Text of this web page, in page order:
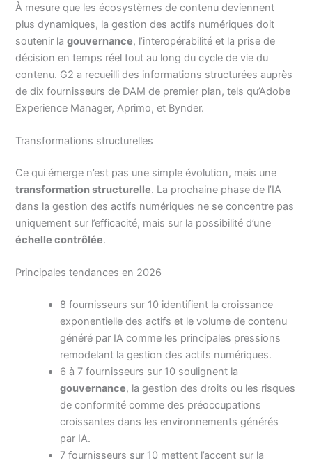
À mesure que les écosystèmes de contenu deviennent
plus dynamiques, la gestion des actifs numériques doit
soutenir lagouvernance, l’interopérabilité et la prise de
décision en temps réel tout au long du cycle de vie du
contenu. G2 a recueilli des informations structurées auprès
de dix fournisseurs de DAM de premier plan, tels qu’Adobe
Experience Manager, Aprimo, et Bynder.
Transformations structurelles
Ce qui émerge n’est pas une simple évolution, mais une
transformation structurelle. La prochaine phase de l’IA
dans la gestion des actifs numériques ne se concentre pas
uniquement sur l’efficacité, mais sur la possibilité d’une
échelle contrôlée.
Principales tendances en 2026
8 fournisseurs sur 10 identifient la croissance
exponentielle des actifs et le volume de contenu
généré par IA comme les principales pressions
remodelant la gestion des actifs numériques.
6 à 7 fournisseurs sur 10 soulignent la
gouvernance, la gestion des droits ou les risques
de conformité comme des préoccupations
croissantes dans les environnements générés
par IA.
7 fournisseurs sur 10 mettent l’accent sur la